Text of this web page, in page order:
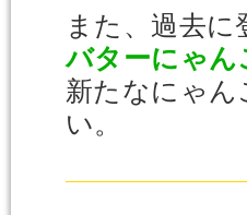
また、過去
バターにゃん
新たなにゃ
い。